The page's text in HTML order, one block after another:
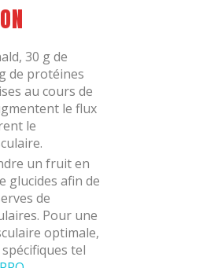
30 g de
de protéines
au cours de
le flux
le
un fruit en
glucides afin de
de
Pour une
optimale,
tel